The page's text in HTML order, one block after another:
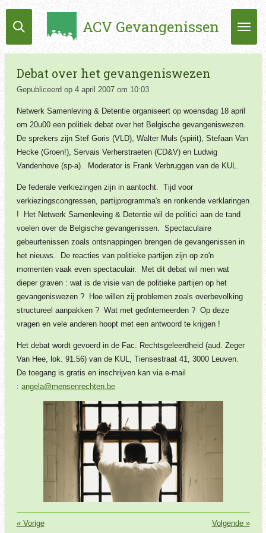
Ga
direct
de
hoofdinhoud
ACV Gevangenissen
Debat over het gevangeniswezen
Gepubliceerd op 4 april 2007 om 10:03
Netwerk Samenleving & Detentie organiseert op woensdag 18 april
om 20u00 een politiek debat over het Belgische gevangeniswezen.
De sprekers zijn Stef Goris (VLD), Walter Muls (spirit), Stefaan Van
Hecke (Groen!), Servais Verherstraeten (CD&V) en Ludwig
Vandenhove (sp-a). Moderator is Frank Verbruggen van de KUL.
De federale verkiezingen zijn in aantocht. Tijd voor
verkiezingscongressen, partijprogramma's en ronkende verklaringen
! Het Netwerk Samenleving & Detentie wil de politici aan de tand
voelen over de Belgische gevangenissen. Spectaculaire
gebeurtenissen zoals ontsnappingen brengen de gevangenissen in
het nieuws. De reacties van politieke partijen zijn op zo'n
momenten vaak even spectaculair. Met dit debat wil men wat
dieper graven : wat is de visie van de politieke partijen op het
gevangeniswezen ? Hoe willen zij problemen zoals overbevolking
structureel aanpakken ? Wat met geďnterneerden ? Op deze
vragen en vele anderen hoopt met een antwoord te krijgen !
Het debat wordt gevoerd in de Fac. Rechtsgeleerdheid (aud. Zeger
Van Hee, lok. 91.56) van de KUL, Tiensestraat 41, 3000 Leuven.
De toegang is gratis en inschrijven kan via e-mail
: angela@mensenrechten.be
« Vorige Volgende»